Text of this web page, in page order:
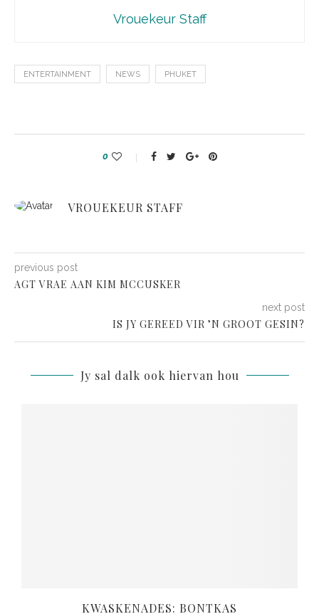
Vrouekeur Staff
ENTERTAINMENT NEWS PHUKET
0
VROUEKEUR STAFF
previous post
AGT VRAE AAN KIM MCCUSKER
next post
IS JY GEREED VIR ʼN GROOT GESIN?
Jy sal dalk ook hiervan hou
KWASKENADES: BONTKAS